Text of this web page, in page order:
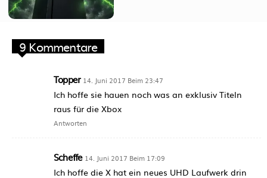
9 Kommentare
Topper 14. Juni 2017 Beim 23:47
Ich hoffe sie hauen noch was an exklusiv Titeln
raus für die Xbox
Antworten
Scheffe 14. Juni 2017 Beim 17:09
Ich hoffe die X hat ein neues UHD Laufwerk drin